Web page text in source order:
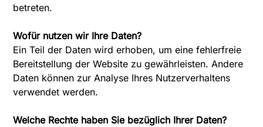
betreten.
Wofür nutzen wir Ihre Daten?
Ein Teil der Daten wird erhoben, um eine fehlerfreie
Bereitstellung der Website zu gewährleisten. Andere
Daten können zur Analyse Ihres Nutzerverhaltens
verwendet werden.
Welche Rechte haben Sie bezüglich Ihrer Daten?